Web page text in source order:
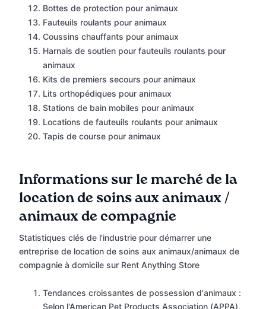
Bottes de protection pour animaux
Fauteuils roulants pour animaux
Coussins chauffants pour animaux
Harnais de soutien pour fauteuils roulants pour
animaux
Kits de premiers secours pour animaux
Lits orthopédiques pour animaux
Stations de bain mobiles pour animaux
Locations de fauteuils roulants pour animaux
Tapis de course pour animaux
Informations sur le marché de la
location de soins aux animaux /
animaux de compagnie
Statistiques clés de l'industrie pour démarrer une
entreprise de location de soins aux animaux/animaux de
compagnie à domicile sur Rent Anything Store
Tendances croissantes de possession d'animaux :
Selon l'American Pet Products Association (APPA),